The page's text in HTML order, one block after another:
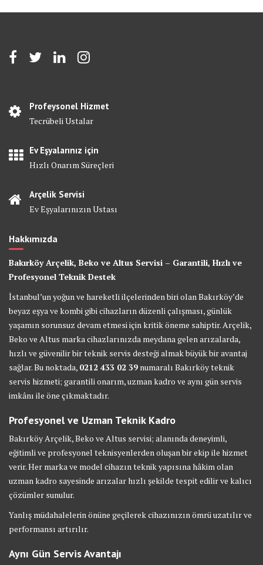
Profeysonel Hizmet
Tecrübeli Ustalar
Ev Eşyalarınız için
Hızlı Onarım Süreçleri
Arçelik Servisi
Ev Eşyalarınızın Ustası
Hakkımızda
Bakırköy Arçelik, Beko ve Altus Servisi – Garantili, Hızlı ve
Profesyonel Teknik Destek
İstanbul’un yoğun ve hareketli ilçelerinden biri olan Bakırköy’de
beyaz eşya ve kombi gibi cihazların düzenli çalışması, günlük
yaşamın sorunsuz devam etmesi için kritik öneme sahiptir. Arçelik,
Beko ve Altus marka cihazlarınızda meydana gelen arızalarda,
hızlı ve güvenilir bir teknik servis desteği almak büyük bir avantaj
sağlar. Bu noktada, 0212 433 02 39 numaralı Bakırköy teknik
servis hizmeti; garantili onarım, uzman kadro ve aynı gün servis
imkânı ile öne çıkmaktadır.
Profesyonel ve Uzman Teknik Kadro
Bakırköy Arçelik, Beko ve Altus servisi; alanında deneyimli,
eğitimli ve profesyonel teknisyenlerden oluşan bir ekip ile hizmet
verir. Her marka ve model cihazın teknik yapısına hâkim olan
uzman kadro sayesinde arızalar hızlı şekilde tespit edilir ve kalıcı
çözümler sunulur.
Yanlış müdahalelerin önüne geçilerek cihazınızın ömrü uzatılır ve
performansı artırılır.
Aynı Gün Servis Avantajı